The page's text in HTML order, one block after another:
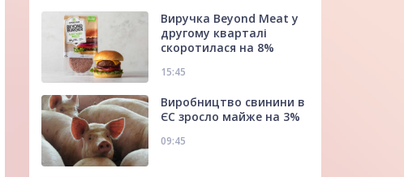
Виручка Beyond Meat у
другому кварталі
скоротилася на 8%
15:45
Виробництво свинини в
ЄС зросло майже на 3%
09:45